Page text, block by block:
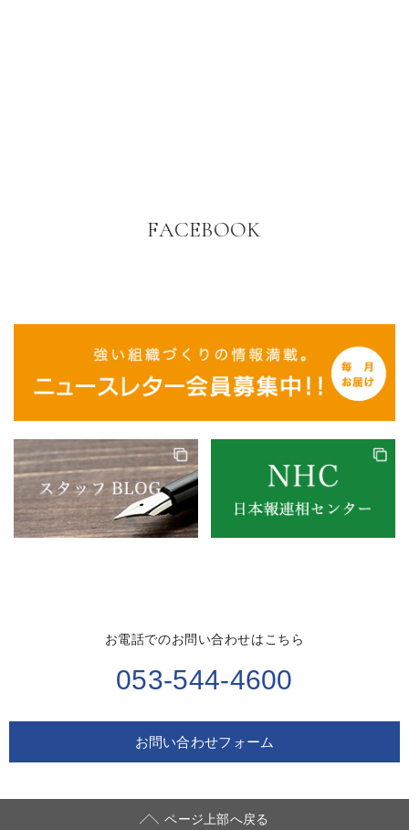
FACEBOOK
お電話でのお問い合わせはこちら
053-544-4600
お問い合わせフォーム
ページ上部へ戻る